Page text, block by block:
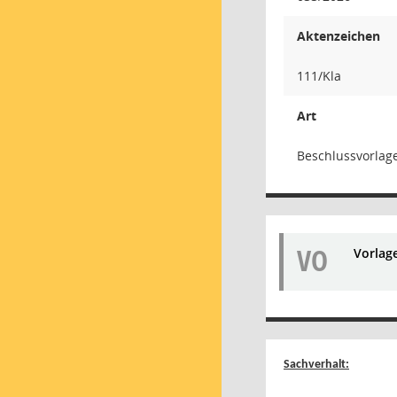
Aktenzeichen
111/Kla
Art
VO
Sachverhalt: